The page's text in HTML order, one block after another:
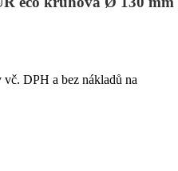
DPH a bez nákladů na